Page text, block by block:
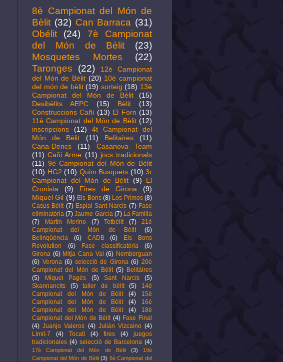
8è Campionat del Món de
Bèlit (32) Can Barraca (31)
Obélit
(24)
7è Campionat
del Món de Bèlit
(23)
Mosquetes Mortes
(22)
Taronges
(22)
12è Campionat
del Món de Bèlit (20) 10è campionat
del món de bèlit (19) sorteig (18) 13è
Campionat del Món de Bèlit
(15)
Desibèlits AEPC
(15) Bèlit
(13)
Construccions Cañi (13) El Forn (13)
11è Campionat del Món de Bèlit (12)
inscripcions
(12)
4t Campionat del
Món de Bèlit
(11) Belitaires
(11)
Cana-Dencs
(11)
Casanova Team
(11) Cañi Arme (11) jocs tradicionals
(11) 9è Campionat del Món de Bèlit
(10) HG2 (10) Quim Busquets (10) 3r
Campionat del Món de Bèlit
(9)
El
Cronista
(9) Fires de Girona
(9)
Miquel Gil (9) Els Bons (8) Los Primos (8)
Casus Bèlit (7) Esplai Sant Narcís (7) Fase
eliminatòria (7) Jaume García (7) La Familia
(7)
Martín Merino (7) Totbèlit (7)
21è
Campionat del Món de Bèlit
(6)
Belinqüència
(6) CADB (6)
Els Bons
Revolution
(6) Fase classificatòria
(6)
Girona (6) Mitja Cana Val (6) Nemberguan
(6) Verona (6) selecció de Girona (6) 20è
Campionat del Món de Bèlit (5) Belitàires
(5)
Miquel Pagès (5) Sant Narcís
(5)
Skannancits
(5) taller de bèlit (5)
14è
Campionat del Món de Bèlit
(4)
15è
Campionat del Món de Bèlit
(4)
16è
Campionat del Món de Bèlit
(4)
18è
Campionat del Món de Bèlit (4) Fase Final
(4) Juanjo Valeros (4) Julián Vizcaino (4)
Límit-7
(4) Tocatì (4) fires (4)
juegos
tradicionales (4) selecció de Barcelona (4)
17è Campionat del Món de Bèlit (3)
19è
Campionat del Món de Bèlit (3) 6è Campionat del